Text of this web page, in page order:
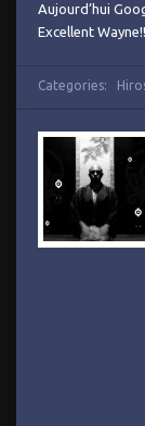
Aujourd’hui
Excellent Wayne!!
Categories: